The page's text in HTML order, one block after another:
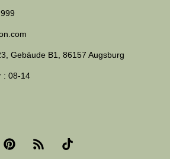
Gebäude B1, 86157 Augsburg
: 08-14